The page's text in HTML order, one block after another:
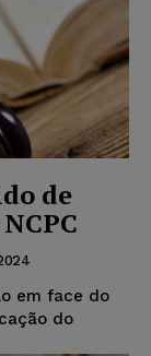
de
em face do
do